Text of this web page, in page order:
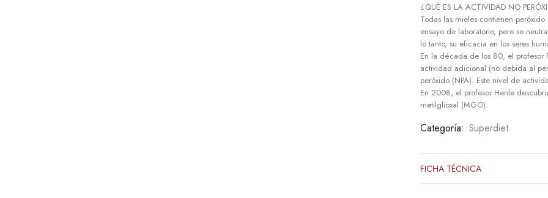
¿QUÉ ES LA ACTIVIDAD NO
Todas las mieles contienen
ensayo de laboratorio, pero se
lo tanto, su eficacia en los seres
En la década de los 80, el profesor
actividad adicional (no debida al
peróxido (NPA). Este nivel de
En 2008, el profesor Henle
metilglioxal (MGO).
Categoría: Superdiet
FICHA TÉCNICA